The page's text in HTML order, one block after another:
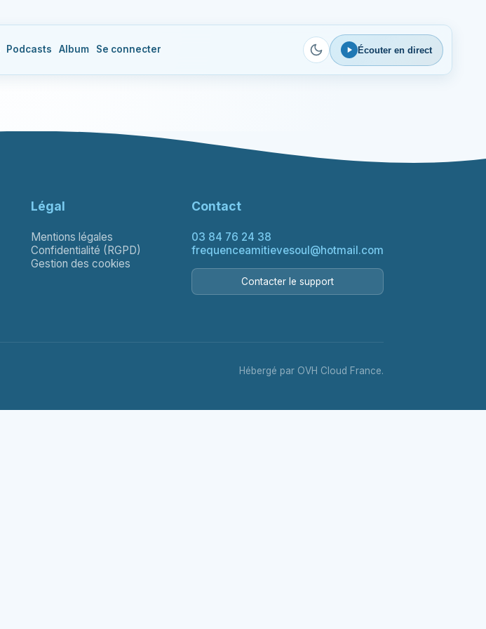
Podcasts Album Se connecter Écouter en direct
Légal
Mentions légales
Confidentialité (RGPD)
Gestion des cookies
Contact
03 84 76 24 38
frequenceamitievesoul@hotmail.com
Contacter le support
Hébergé par OVH Cloud France.